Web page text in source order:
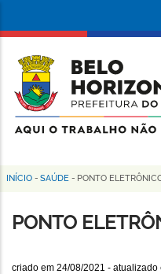
conteúdo
principal
da
Prefeitura
de
Horizonte
Trilha
de
INÍCIO - SAÚDE - PONTO
PONTO
criado em 24/08/2021 - atualizado